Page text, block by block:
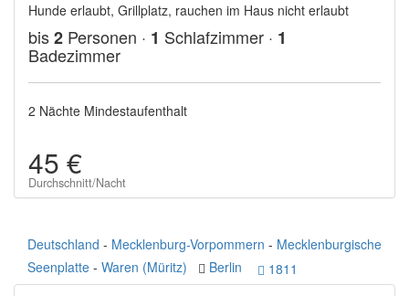
Hunde erlaubt, Grillplatz, rauchen im Haus nicht erlaubt
bis2 Personen · 1 Schlafzimmer · 1
Badezimmer
2 Nächte Mindestaufenthalt
45 €
Durchschnitt/Nacht
Deutschland - Mecklenburg-Vorpommern - Mecklenburgische
Seenplatte - Waren (Müritz) Berlin 1811